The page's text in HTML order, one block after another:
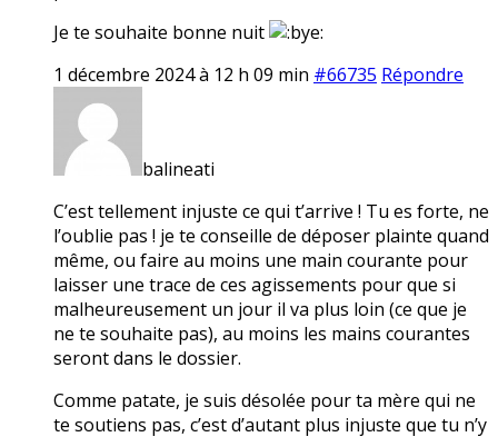
Je te souhaite bonne nuit
1 décembre 2024 à 12 h 09 min #66735 Répondre
balineati
C’est tellement injuste ce qui t’arrive ! Tu es forte, ne
l’oublie pas ! je te conseille de déposer plainte quand
même, ou faire au moins une main courante pour
laisser une trace de ces agissements pour que si
malheureusement un jour il va plus loin (ce que je
ne te souhaite pas), au moins les mains courantes
seront dans le dossier.
Comme patate, je suis désolée pour ta mère qui ne
te soutiens pas, c’est d’autant plus injuste que tu n’y